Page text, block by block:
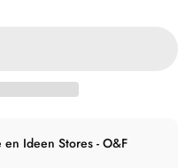
Ideen Stores - O&F